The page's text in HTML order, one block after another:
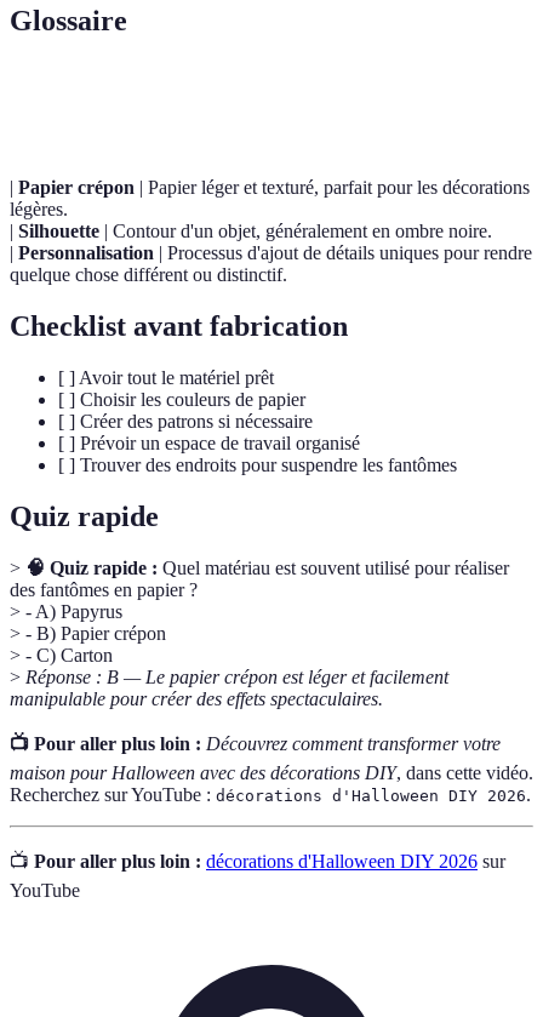
Glossaire
| Papier crépon | Papier léger et texturé, parfait pour les décorations
légères.
| Silhouette | Contour d'un objet, généralement en ombre noire.
| Personnalisation | Processus d'ajout de détails uniques pour rendre
quelque chose différent ou distinctif.
Checklist avant fabrication
[ ] Avoir tout le matériel prêt
[ ] Choisir les couleurs de papier
[ ] Créer des patrons si nécessaire
[ ] Prévoir un espace de travail organisé
[ ] Trouver des endroits pour suspendre les fantômes
Quiz rapide
> 🧠 Quiz rapide : Quel matériau est souvent utilisé pour réaliser
des fantômes en papier ?
> - A) Papyrus
> - B) Papier crépon
> - C) Carton
> Réponse : B — Le papier crépon est léger et facilement
manipulable pour créer des effets spectaculaires.
📺 Pour aller plus loin : Découvrez comment transformer votre
maison pour Halloween avec des décorations DIY, dans cette vidéo.
Recherchez sur YouTube : décorations d'Halloween DIY 2026.
📺 Pour aller plus loin : décorations d'Halloween DIY 2026 sur
YouTube